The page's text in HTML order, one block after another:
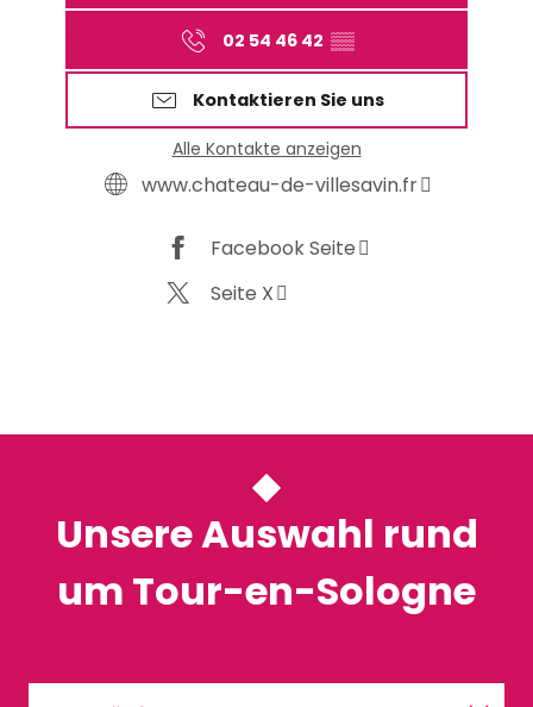
02 54 46 42 ▒▒
Kontaktieren Sie uns
Alle Kontakte anzeigen
www.chateau-de-villesavin.fr
Facebook Seite
Seite X
Unsere Auswahl rund
um Tour-en-Sologne